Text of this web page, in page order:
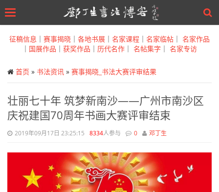
to
Toggle
征稿信息 ｜ 赛事揭晓 ｜ 各地书展 ｜ 名家课程 ｜ 名家临帖 ｜ 名家作品
｜ 国展作品 ｜ 获奖作品 ｜ 历代名作 ｜ 名帖集字 ｜ 名家专访
首页 » 书法资讯 » 赛事揭晓_书法大赛评审结果
壮丽七十年 筑梦新南沙——广州市南沙区
庆祝建国70周年书画大赛评审结束
2019年09月17日 23:25:15 8334人参与 0 邓丁生